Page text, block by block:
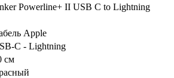
Powerline+ II USB C to Lightning
Apple
C - Lightning
см